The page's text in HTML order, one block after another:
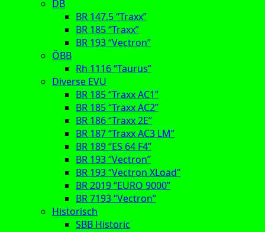
DB
BR 147.5 “Traxx”
BR 185 “Traxx”
BR 193 “Vectron”
ÖBB
Rh 1116 “Taurus”
Diverse EVU
BR 185 “Traxx AC1”
BR 185 “Traxx AC2”
BR 186 “Traxx 2E”
BR 187 “Traxx AC3 LM”
BR 189 “ES 64 F4”
BR 193 “Vectron”
BR 193 “Vectron XLoad”
BR 2019 “EURO 9000”
BR 7193 “Vectron”
Historisch
SBB Historic